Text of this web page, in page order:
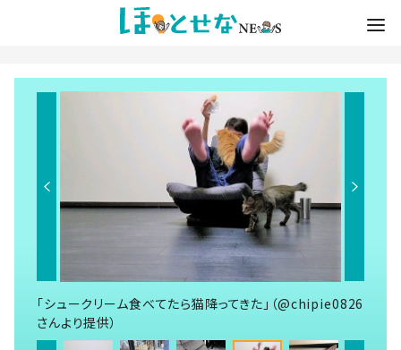
「シュークリーム食べてたら猫降ってきた」（@chipie0826
さんより提供）